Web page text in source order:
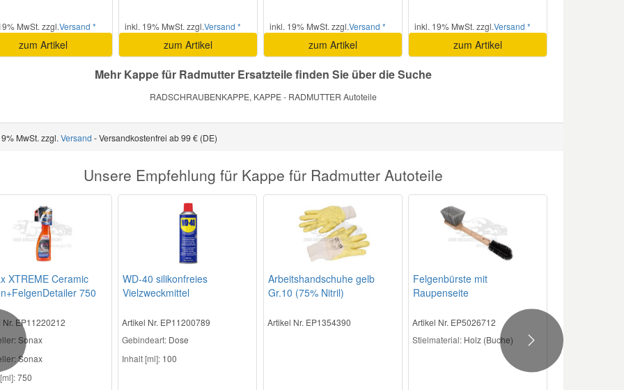
MwSt. zzgl.Versand *
zum Artikel
inkl. 19% MwSt. zzgl.Versand *
zum Artikel
inkl. 19% MwSt. zzgl.Versand *
zum Artikel
inkl. 19% MwSt. zzgl.Versand *
zum Artikel
Mehr Kappe für Radmutter Ersatzteile finden Sie über die Suche
RADSCHRAUBENKAPPE, KAPPE - RADMUTTER Autoteile
MwSt. zzgl. Versand - Versandkostenfrei ab 99 € (DE)
Unsere Empfehlung für Kappe für Radmutter Autoteile
XTREME Ceramic
750
Nr. EP11220212
: Sonax
Sonax
750
WD-40 silikonfreies
Vielzweckmittel
Artikel Nr. EP11200789
Gebindeart: Dose
Inhalt [ml]: 100
Arbeitshandschuhe gelb
Gr.10 (75% Nitril)
Artikel Nr. EP1354390
Felgenbürste mit
Raupenseite
Artikel Nr. EP5026712
Stielmaterial: Holz (Buche) Next